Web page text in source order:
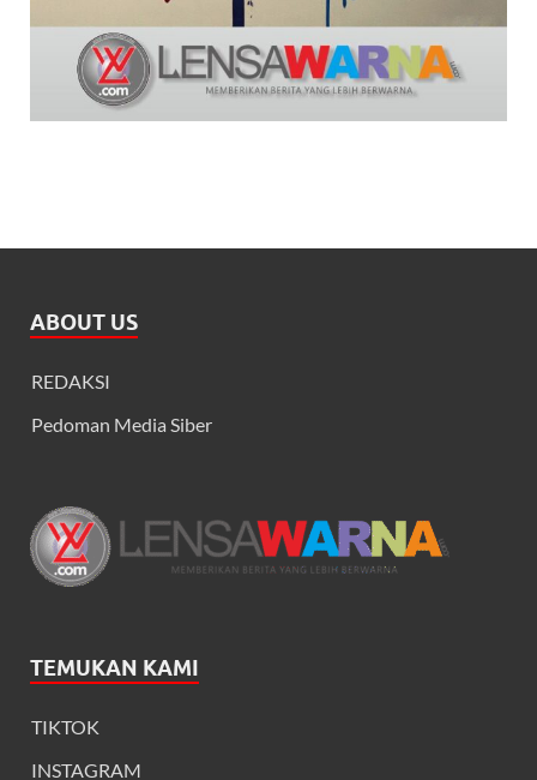
ABOUT US
REDAKSI
Pedoman Media Siber
TEMUKAN KAMI
TIKTOK
INSTAGRAM